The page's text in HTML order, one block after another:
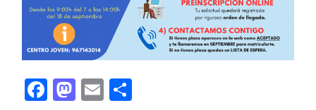
Facebook
Mastodon
Email